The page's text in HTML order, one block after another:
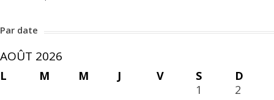
Par date
AOÛT 2026
L M M J V S
D
1
2